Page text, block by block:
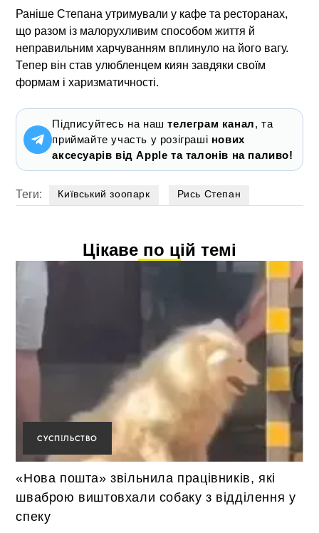
Раніше Степана утримували у кафе та ресторанах,
що разом із малорухливим способом життя й
неправильним харчуванням вплинуло на його вагу.
Тепер він став улюбленцем киян завдяки своїм
формам і харизматичності.
Підписуйтесь на наштелеграм канал, та
приймайте участь у розіграші нових
аксесуарів від Apple та талонів на паливо!
Теги: Київський зоопарк Рись Степан
Цікаве по цій темі
СУСПІЛЬСТВО
«Нова пошта» звільнила працівників, які
шваброю виштовхали собаку з відділення у
спеку